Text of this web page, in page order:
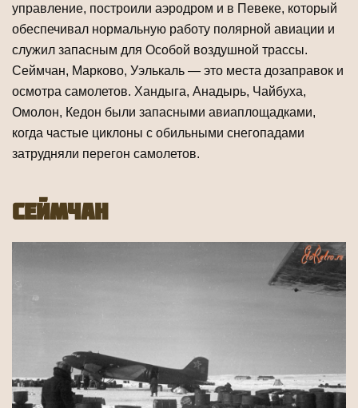
управление, построили аэродром и в Певеке, который
обес­печивал нормальную работу полярной авиации и
служил запасным для Особой воздушной трассы.
Сеймчан, Марково, Уэлькаль — это места дозаправок и
ос­мотра самолетов. Хандыга, Анадырь, Чайбуха,
Омолон, Кедон были запасными авиаплощадками,
когда частые циклоны с обильными снегопадами
затрудняли пе­регон самолетов.
Сеймчан